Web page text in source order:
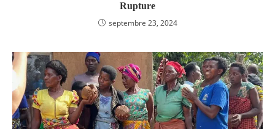
Rupture
septembre 23, 2024